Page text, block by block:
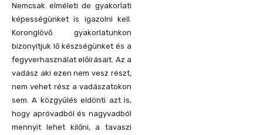
Nemcsak elméleti de gyakorlati
képességünket is igazolni kell.
Koronglövő gyakorlatunkon
bizonyítjuk lő készségünket és a
fegyverhasználat előírásait. Az a
vadász aki ezen nem vesz részt,
nem vehet rész a vadászatokon
sem.A közgyűlés eldönti azt is,
hogy apróvadból és nagyvadból
mennyit lehet kilőni, a tavaszi